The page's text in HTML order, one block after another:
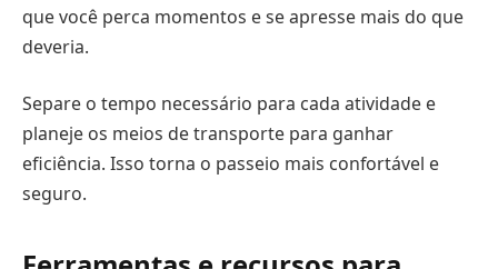
que você perca momentos e se apresse mais do que
deveria.
Separe o tempo necessário para cada atividade e
planeje os meios de transporte para ganhar
eficiência. Isso torna o passeio mais confortável e
seguro.